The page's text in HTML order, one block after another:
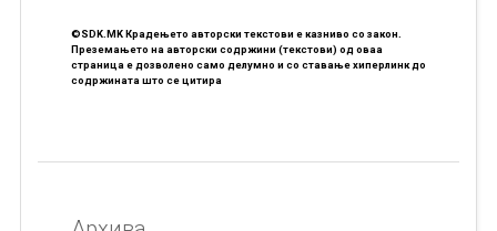
©SDK.MK Крадењето авторски текстови е казниво со закон.
Преземањето на авторски содржини (текстови) од оваа
страница е дозволено само делумно и со ставање хиперлинк до
содржината што се цитира